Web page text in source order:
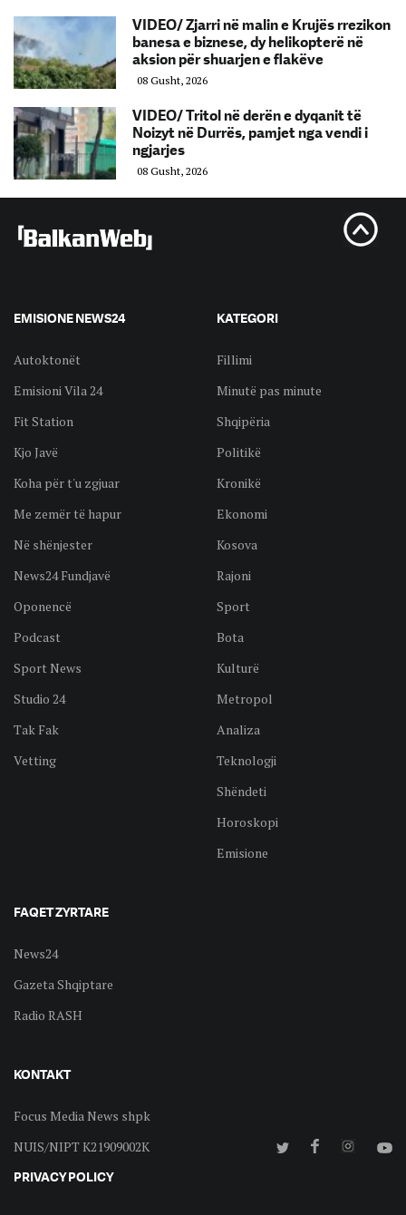
VIDEO/ Zjarri në malin e Krujës rrezikon
banesa e biznese, dy helikopterë në
aksion për shuarjen e flakëve
08 Gusht, 2026
VIDEO/ Tritol në derën e dyqanit të
Noizyt në Durrës, pamjet nga vendi i
ngjarjes
08 Gusht, 2026
EMISIONE NEWS24
Autoktonët
Emisioni Vila 24
Fit Station
Kjo Javë
Koha për t'u zgjuar
Me zemër të hapur
Në shënjester
News24 Fundjavë
Oponencë
Podcast
Sport News
Studio 24
Tak Fak
Vetting
KATEGORI
Fillimi
Minutë pas minute
Shqipëria
Politikë
Kronikë
Ekonomi
Kosova
Rajoni
Sport
Bota
Kulturë
Metropol
Analiza
Teknologji
Shëndeti
Horoskopi
Emisione
FAQET ZYRTARE
News24
Gazeta Shqiptare
Radio RASH
KONTAKT
Focus Media News shpk
NUIS/NIPT K21909002K
PRIVACY POLICY